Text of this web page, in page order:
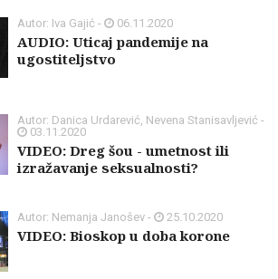
Autor: Iva Gajić - 06.11.2020
AUDIO: Uticaj pandemije na
ugostiteljstvo
Autor: Danica Urdarević, Nevena Stanisavljević -
03.11.2020
VIDEO: Dreg šou - umetnost ili
izražavanje seksualnosti?
Autor: Nemanja Janošev - 25.10.2020
VIDEO: Bioskop u doba korone